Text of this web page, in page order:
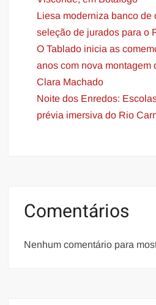
​​Liesa moderniza banco de
seleção de jurados para o
O Tablado inicia as
anos com nova montagem
Clara Machado
Noite dos Enredos:
prévia imersiva do Rio
Comentários
Nenhum comentário para